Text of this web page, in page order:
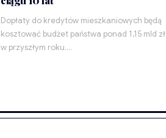
Dopłaty do kredytów mieszkaniowych będą
kosztować budżet państwa ponad 1,15 mld zł
w przyszłym roku.…